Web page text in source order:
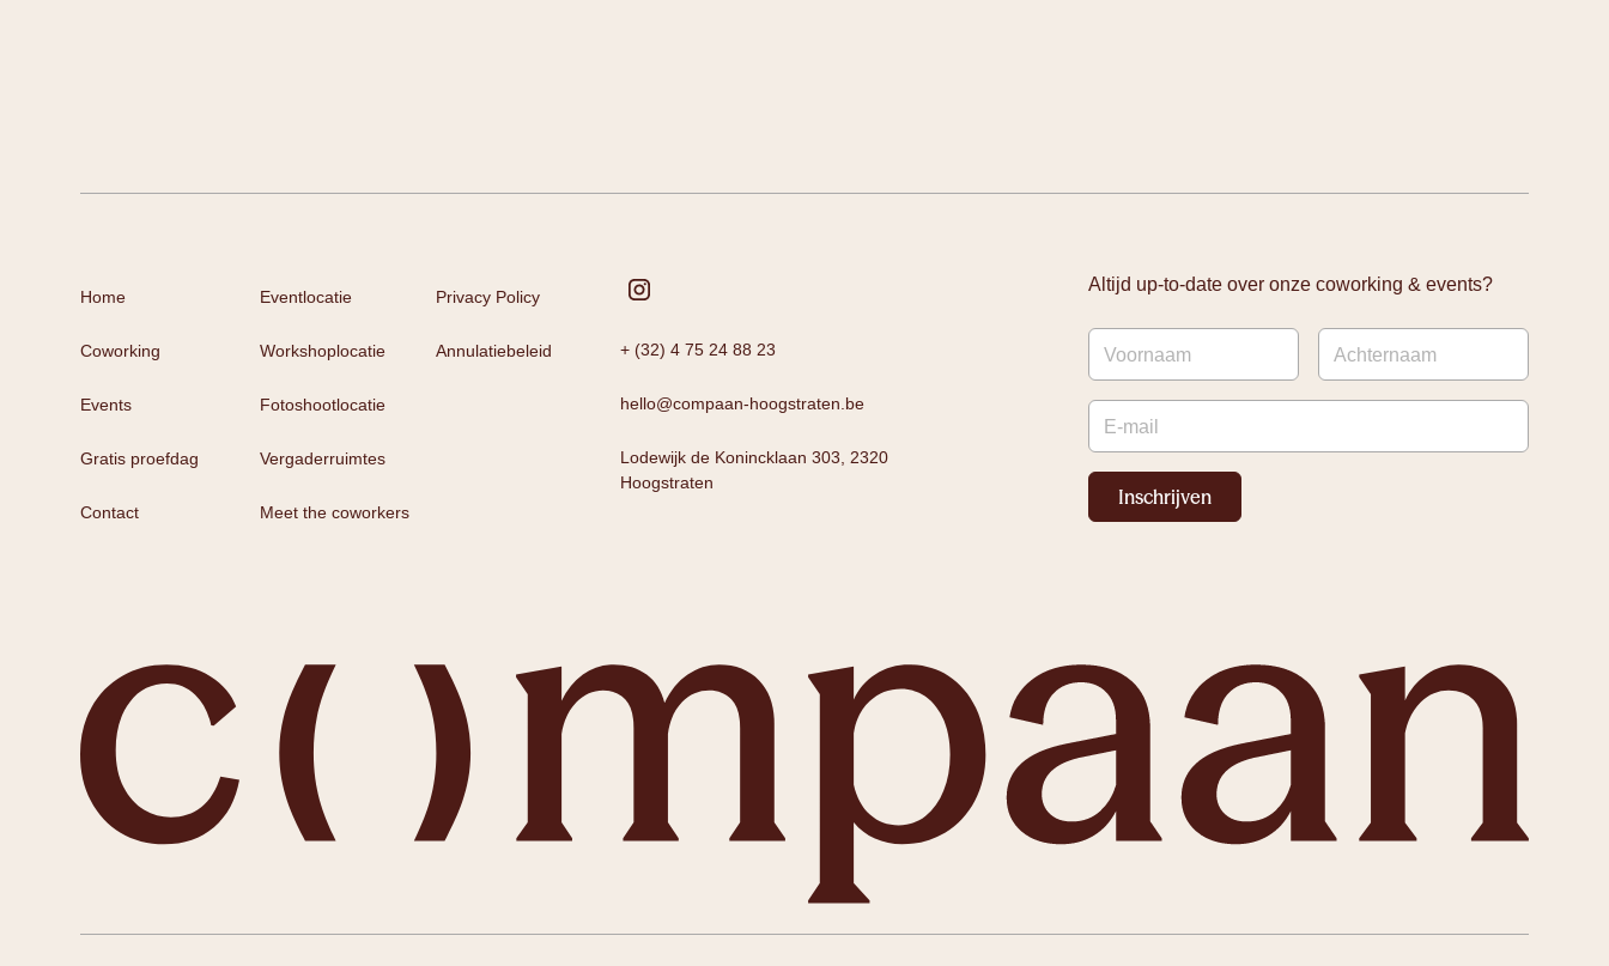
Home
Coworking
Events
Gratis proefdag
Contact
Eventlocatie
Workshoplocatie
Fotoshootlocatie
Vergaderruimtes
Meet the coworkers
Privacy Policy
Annulatiebeleid + (32) 4 75 24 88 23
hello@compaan-hoogstraten.be
Lodewijk de Konincklaan 303, 2320
Hoogstraten
Altijd up-to-date over onze coworking & events?